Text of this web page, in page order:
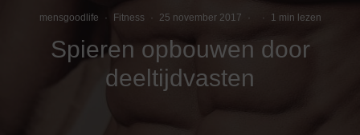
mensgoodlife · Fitness · 25 november 2017 · · 1 min lezen
Spieren opbouwen door
deeltijdvasten